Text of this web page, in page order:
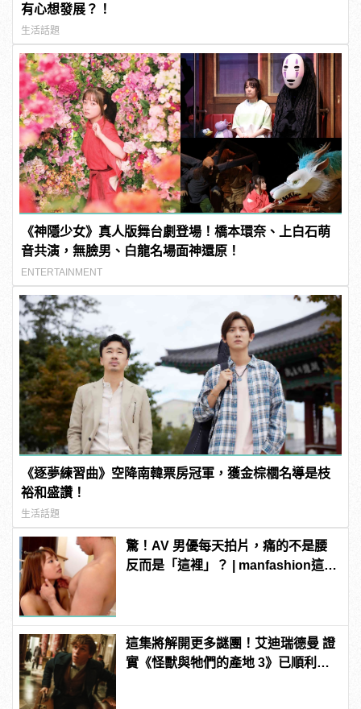
有心想發展？！
生活話題
《神隱少女》真人版舞台劇登場！橋本環奈、上白石萌
音共演，無臉男、白龍名場面神還原！
ENTERTAINMENT
《逐夢練習曲》空降南韓票房冠軍，獲金棕櫚名導是枝
裕和盛讚！
生活話題
驚！AV 男優每天拍片，痛的不是腰
反而是「這裡」？ | manfashion這樣
這集將解開更多謎團！艾迪瑞德曼 證
實《怪獸與牠們的產地 3》已順利開